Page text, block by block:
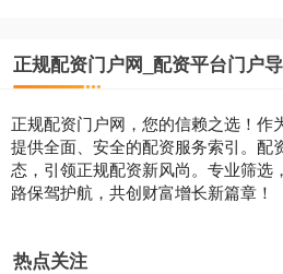
正规配资门户网_配资平台门户
正规配资门户网，您的信赖之选！作
提供全面、安全的配资服务索引。配
态，引领正规配资新风尚。专业筛选
路保驾护航，共创财富增长新篇章！
热点关注